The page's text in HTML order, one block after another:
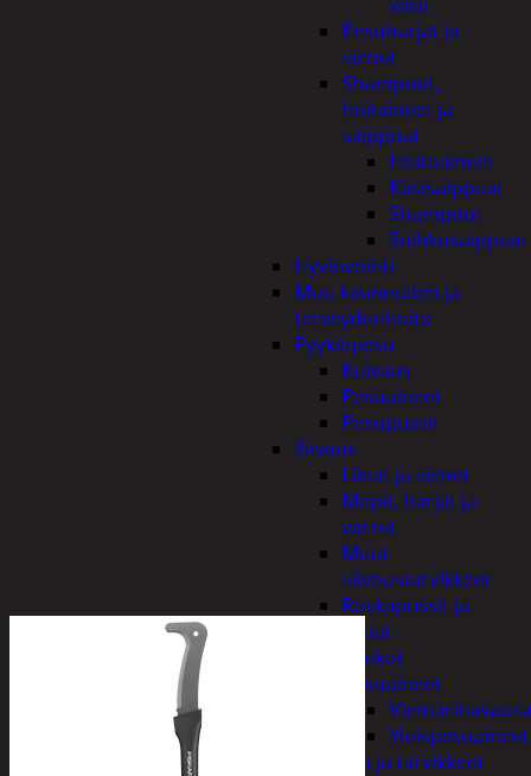
Pesuharjat ja -
sienet
Shampoot,
hoitaineet ja
saippuat
Hoitoaineet
Käsisaippuat
Shampoot
Suihkusaippuat
Hyvinvointi
Muu kauneuden ja
terveydenhoito
Pyykinpesu
Kuivaus
Pesuaineet
Pesupussit
Siivous
Liinat ja sienet
Mopit, harjat ja
varret
Muut
siivoustarvikkeet
Roskapussit ja -
astiat
Sankot
Pesuaineet
Yleispesuaineet
Eläintenruoka ja tarvikkeet